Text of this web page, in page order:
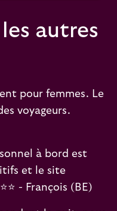
autres
pour femmes. Le
voyageurs.
à bord est
et le site
- François (BE)